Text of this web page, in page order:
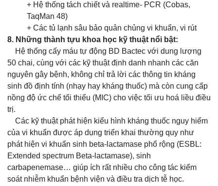
+ Hệ thống tách chiết và realtime- PCR (Cobas,
TaqMan 48)
+ Các tủ lạnh sâu bảo quản chủng vi khuẩn, vi rút
8. Những thành tựu khoa học kỹ thuật nổi bật:
Hệ thống cấy máu tự động BD Bactec với dung lượng
50 chai, cùng với các kỹ thuật định danh nhanh các căn
nguyên gây bệnh, không chỉ trả lời các thông tin kháng
sinh đồ định tính (nhạy hay kháng thuốc) mà còn cung cấp
nồng độ ức chế tối thiểu (MIC) cho việc tối ưu hoá liều điều
trị.
Các kỹ thuật phát hiện kiểu hình kháng thuốc nguy hiểm
của vi khuẩn được áp dụng triển khai thường quy như
phát hiện vi khuẩn sinh beta-lactamase phổ rộng (ESBL:
Extended spectrum Beta-lactamase), sinh
carbapenemase… giúp ích rất nhiều cho công tác kiểm
soát nhiễm khuẩn bệnh viện và điều tra dịch tễ học.